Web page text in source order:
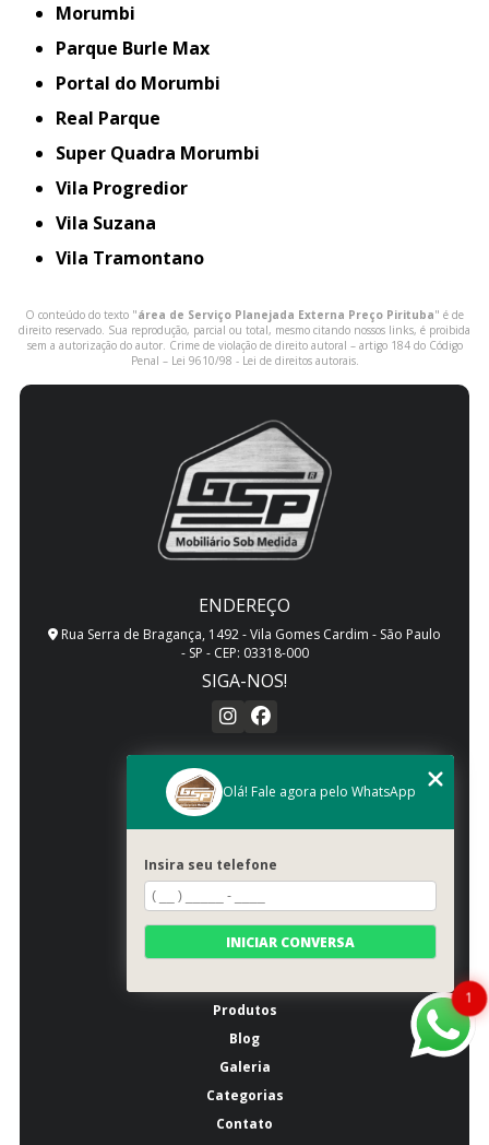
Morumbi
Parque Burle Max
Portal do Morumbi
Real Parque
Super Quadra Morumbi
Vila Progredior
Vila Suzana
Vila Tramontano
O conteúdo do texto "área de Serviço Planejada Externa Preço Pirituba" é de
direito reservado. Sua reprodução, parcial ou total, mesmo citando nossos links, é proibida
sem a autorização do autor. Crime de violação de direito autoral – artigo 184 do Código
Penal – Lei 9610/98 - Lei de direitos autorais.
ENDEREÇO
Rua Serra de Bragança, 1492 - Vila Gomes Cardim - São Paulo
- SP - CEP: 03318-000
SIGA-NOS!
CONTATO
(11) 2942-1350
(11) 2941-2557
atendimento@gspmoveis.com.br
MENU
Início
Produtos
Blog
Galeria
Categorias
Contato
1
Olá! Fale agora pelo WhatsApp
Insira seu telefone
INICIAR CONVERSA